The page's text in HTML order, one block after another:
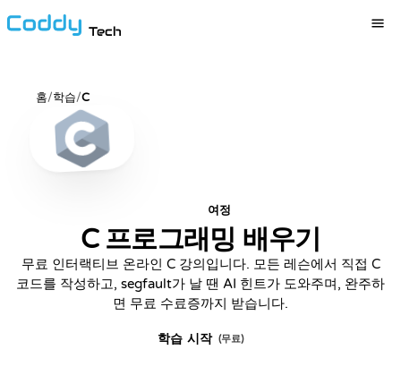
Tech
홈/학습/C
여정
C 프로그래밍 배우기
무료 인터랙티브 온라인 C 강의입니다. 모든 레슨에서 직접 C
코드를 작성하고, segfault가 날 땐 AI 힌트가 도와주며, 완주하
면 무료 수료증까지 받습니다.
학습 시작 (무료)